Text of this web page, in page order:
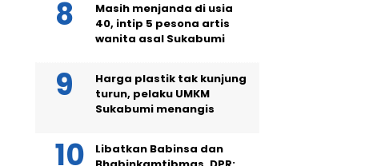
Masih menjanda di usia
40, intip 5 pesona artis
wanita asal Sukabumi
Harga plastik tak kunjung
turun, pelaku UMKM
Sukabumi menangis
Libatkan Babinsa dan